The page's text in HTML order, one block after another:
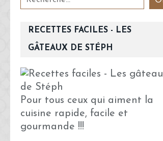
RECETTES FACILES - LES
GÂTEAUX DE STÉPH
Pour tous ceux qui aiment la
cuisine rapide, facile et
gourmande !!!